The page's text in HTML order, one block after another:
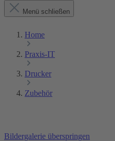
Menü schließen
Home
Praxis-IT
Drucker
Zubehör
Bildergalerie überspringen